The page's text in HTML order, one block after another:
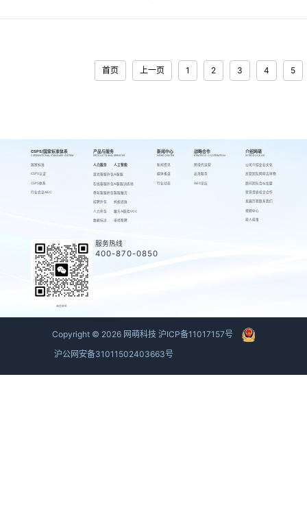
首页 上一页 1 2 3 4 5
CSPS/国家标准体系
CSPS/NATIONAL STANDARD SYSTEM
国家标准
CSPS认证
CSPS体系
行业会议AIEC
产品与服务
PRODUCTS AND SERVICES
人力服务
游戏客服外包
在线客服外包
呼叫客服外包
招聘外包
人力外包
数据标注
人工智能
AI客服
AI客服训练场
客服魔方
蚂蚁绩效
魔方AI质检VOC
来呗智聘
新闻中心
NEWS CENTER
新闻资讯
媒体报道
行业动态
战略合作
STRATEGIC COOPERATION
跨境代运营
出海服务
AIEC论坛
介绍网萌
INTRODUCE US
公司介绍
高管团队
顾问团队
荣誉资质
发展历程
视频中心
萌人萌事
企业文化
网萌吉祥物
合伙加盟
校企合作
联系我们
商务联系
服务热线
400-870-0850
Copyright © 2026 网萌科技 沪ICP备11017157号
沪公网安备31011502403663号